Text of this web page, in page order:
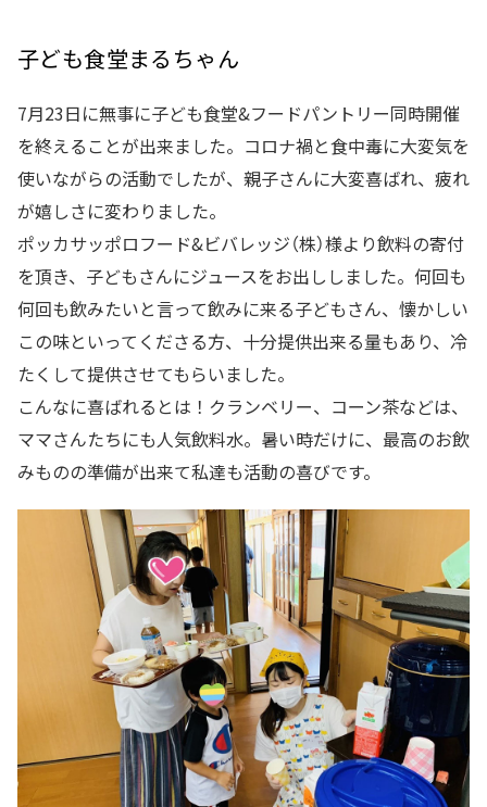
子ども食堂まるちゃん
7月23日に無事に子ども食堂&フードパントリー同時開催
を終えることが出来ました。コロナ禍と食中毒に大変気を
使いながらの活動でしたが、親子さんに大変喜ばれ、疲れ
が嬉しさに変わりました。
ポッカサッポロフード&ビバレッジ（株）様より飲料の寄付
を頂き、子どもさんにジュースをお出ししました。何回も
何回も飲みたいと言って飲みに来る子どもさん、懐かしい
この味といってくださる方、十分提供出来る量もあり、冷
たくして提供させてもらいました。
こんなに喜ばれるとは！クランベリー、コーン茶などは、
ママさんたちにも人気飲料水。暑い時だけに、最高のお飲
みものの準備が出来て私達も活動の喜びです。